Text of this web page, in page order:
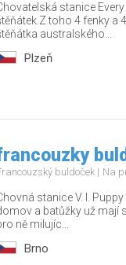
stanice
toho 4 fenky a
australského...
Plzeň
buldoček Na
stanice V. I.
a batůžky už mají
ně milujíc...
Brno